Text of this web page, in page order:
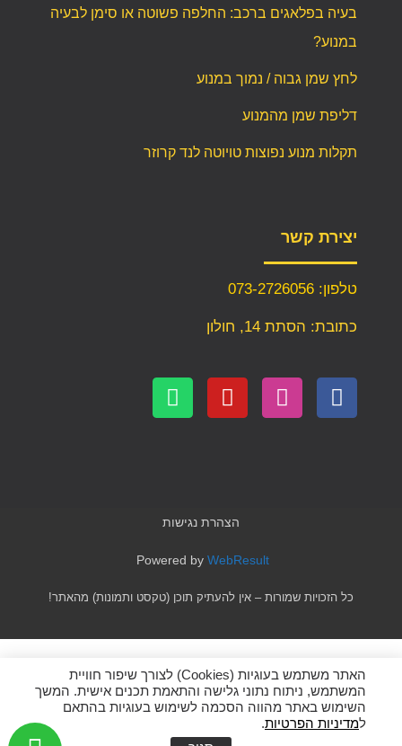
בעיה בפלאגים ברכב: החלפה פשוטה או סימן לבעיה
במנוע?
לחץ שמן גבוה / נמוך במנוע
דליפת שמן מהמנוע
תקלות מנוע נפוצות טויוטה לנד קרוזר
יצירת קשר
טלפון: 073-2726056
כתובת: הסתת 14, חולון
הצהרת נגישות
Powered by WebResult
כל הזכויות שמורות – אין להעתיק תוכן (טקסט ותמונות) מהאתר!
האתר משתמש בעוגיות (Cookies) לצורך שיפור חוויית
המשתמש, ניתוח נתוני גלישה והתאמת תכנים אישית. המשך
השימוש באתר מהווה הסכמה לשימוש בעוגיות בהתאם
למדיניות הפרטיות.